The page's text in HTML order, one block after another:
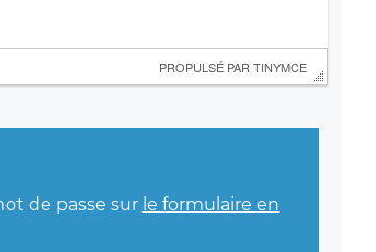
PROPULSÉ PAR TINYMCE
de passe sur le formulaire en